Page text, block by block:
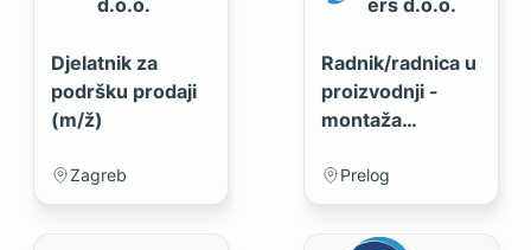
d.o.o.
Djelatnik za
podršku prodaji
(m/ž)
Zagreb
ers d.o.o.
Radnik/radnica u
proizvodnji -
montaža
tapeciranje
Prelog